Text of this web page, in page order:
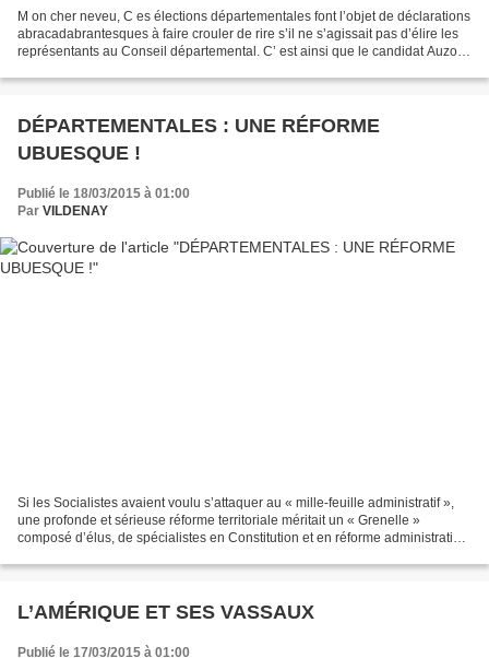
M on cher neveu, C es élections départementales font l’objet de déclarations
abracadabrantesques à faire crouler de rire s’il ne s’agissait pas d’élire les
représentants au Conseil départemental. C’ est ainsi que le candidat Auzoux
DÉPARTEMENTALES : UNE RÉFORME
UBUESQUE !
Publié le 18/03/2015 à 01:00
Par VILDENAY
Si les Socialistes avaient voulu s’attaquer au « mille-feuille administratif »,
une profonde et sérieuse réforme territoriale méritait un « Grenelle »
composé d’élus, de spécialistes en Constitution et en réforme administrative
L’AMÉRIQUE ET SES VASSAUX
Publié le 17/03/2015 à 01:00